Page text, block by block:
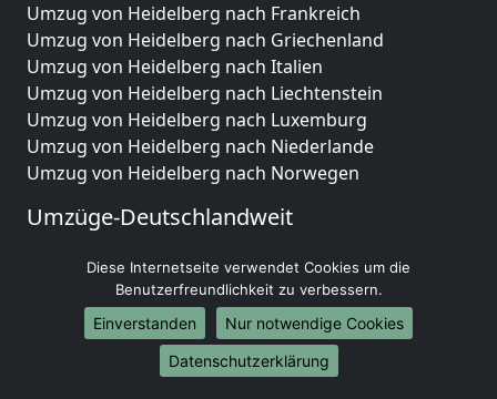
Umzug von Heidelberg nach Frankreich
Umzug von Heidelberg nach Griechenland
Umzug von Heidelberg nach Italien
Umzug von Heidelberg nach Liechtenstein
Umzug von Heidelberg nach Luxemburg
Umzug von Heidelberg nach Niederlande
Umzug von Heidelberg nach Norwegen
Umzüge-Deutschlandweit
Umzug von Heidelberg nach Hamburg
Umzug von Heidelberg nach München
Umzug von Heidelberg nach Köln
Umzug von Heidelberg nach Frankfurt am Main
Umzug von Heidelberg nach Stuttgart
Diese Internetseite verwendet Cookies um die
Benutzerfreundlichkeit zu verbessern.
Einverstanden
Nur notwendige Cookies
Datenschutzerklärung